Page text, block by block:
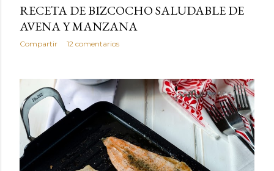
RECETA DE BIZCOCHO SALUDABLE DE
AVENA Y MANZANA
Compartir 12 comentarios